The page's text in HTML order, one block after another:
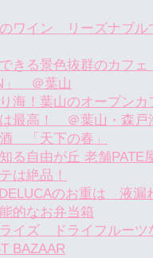
ワイン リーズナブル
きる景色抜群のカフ
」 ＠葉山
海！葉山のオープンカ
最高！ ＠葉山・森戸
「天下の春」
る自由が丘 老舗PATE
は絶品！
のお重は 液漏
的なお弁当箱
イズ ドライフルー
BAZAAR